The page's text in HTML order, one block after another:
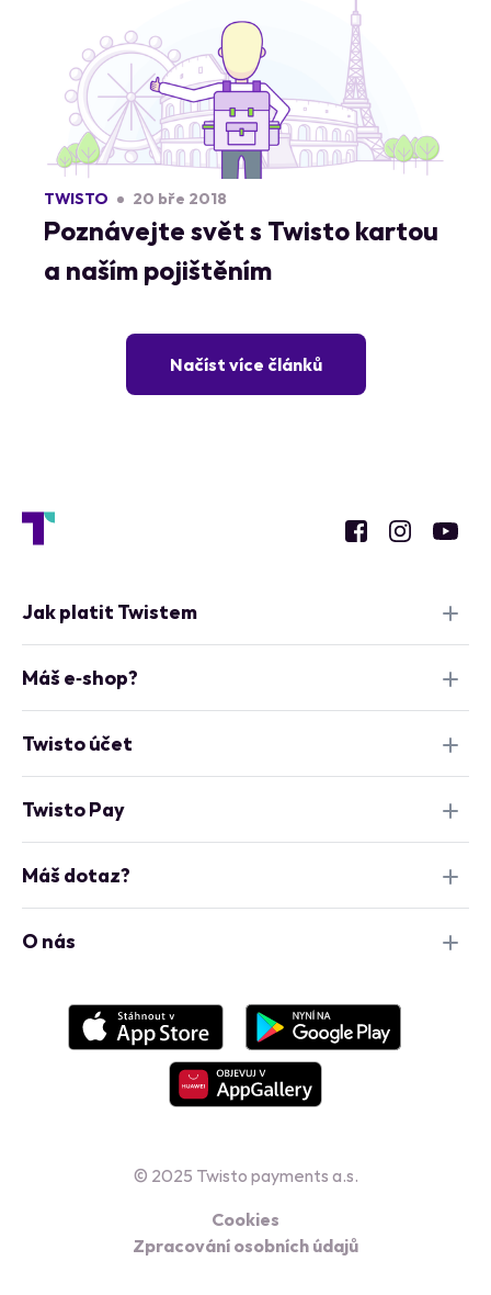
TWISTO 20 bře 2018
Poznávejte svět s Twisto kartou
a naším pojištěním
Načíst více článků
Jak platit Twistem
Máš e‑shop?
Twisto účet
Twisto Pay
Máš dotaz?
O nás
© 2025 Twisto payments a.s.
Cookies
Zpracování osobních údajů